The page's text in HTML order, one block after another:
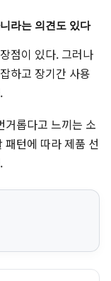
라는 의견도 있다
점이 있다. 그러나
하고 장기간 사용
거롭다고 느끼는 소
턴에 따라 제품 선